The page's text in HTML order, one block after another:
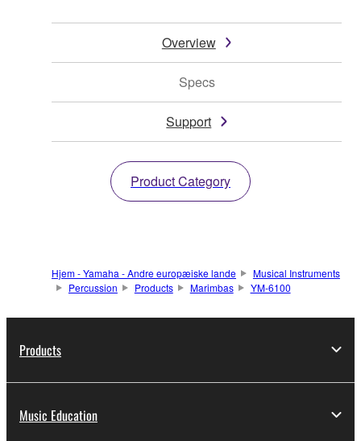
Overview
Specs
Support
Product Category
Hjem - Yamaha - Andre europæiske lande
Musical Instruments
Percussion
Products Marimbas YM-6100
Products
Music Education